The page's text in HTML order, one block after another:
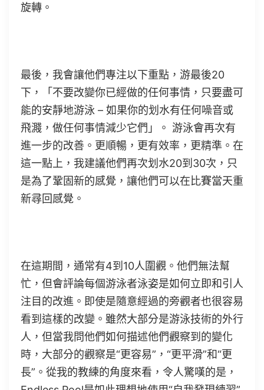
旋轉。
最後，我會讓他們專注以下重點，游最後20
下，「不要改變你已經做的任何事情，只要盡可
能的安靜地游泳 – 如果你的划水有任何噪音或
飛濺，做任何事情減少它們」。 游泳會再次有
進一步的改善。更順暢，更有效率，更精準。在
這一點上，我建議他們再次划水20到30次，只
是為了鞏固新的感覺，讓他們可以在比賽當天重
新尋回感覺。
在這期間，通常有4到10人圍觀。他們無法幫
忙，但會評論每個游泳者泳姿是如何立即和引人
注目的改進。即使是隨意經過的旁觀者也很容易
看到這樣的改變。雖然大部分是游泳技術的外行
人，但當我問他們如何描述他們觀察到的變化
時，大部分的觀察是“更容易”，“更平滑”和“更
長”。從我的教練的角度來看，令人驚嘆的是，